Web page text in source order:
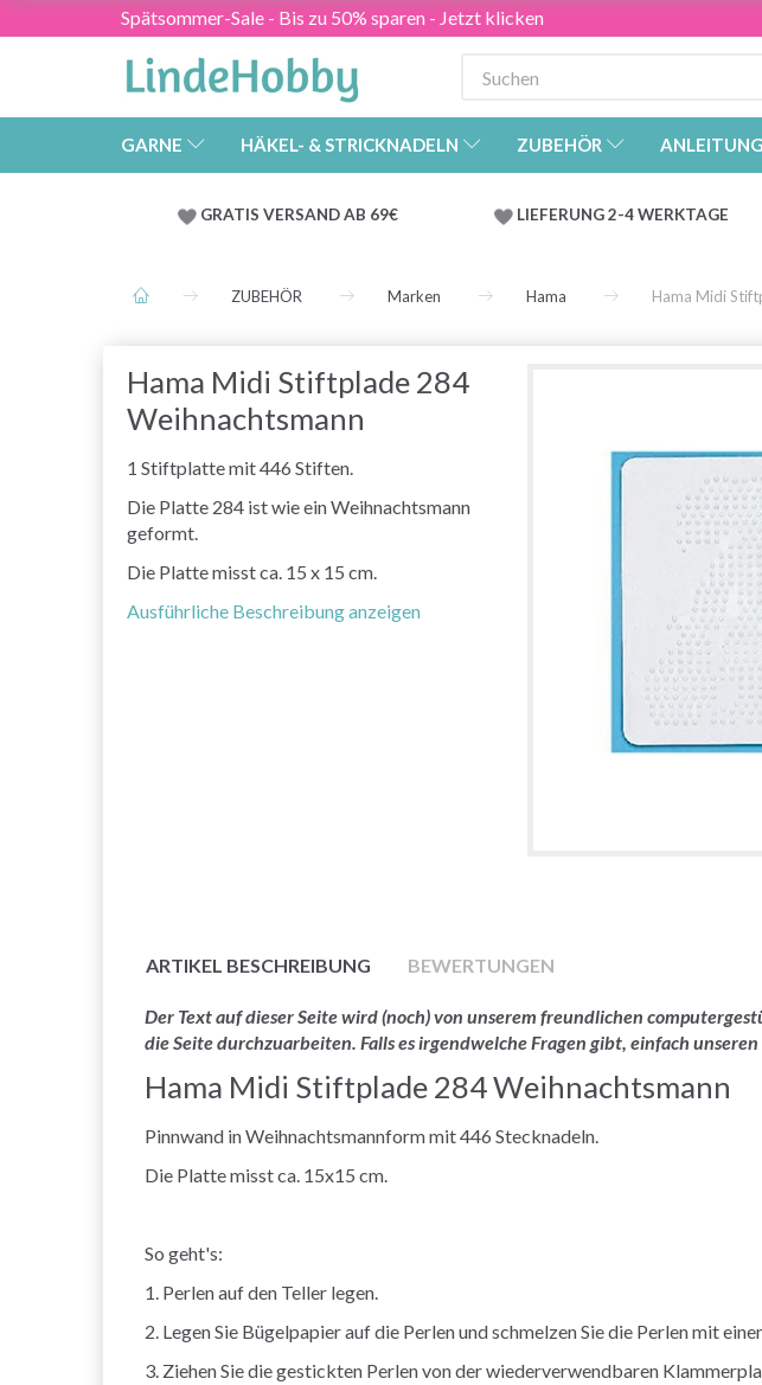
Spätsommer-Sale - Bis zu 50% sparen - Jetzt klicken
GARNE HÄKEL- & STRICKNADELN ZUBEHÖR
GRATIS VERSAND AB 69€ LIEFERUNG 2-4 WERKTAGE
ZUBEHÖR Marken Hama Hama Midi
Hama Midi Stiftplade 284
Weihnachtsmann
1 Stiftplatte mit 446 Stiften.
Die Platte 284 ist wie ein Weihnachtsmann
geformt.
Die Platte misst ca. 15 x 15 cm.
Ausführliche Beschreibung anzeigen
ARTIKEL BESCHREIBUNG BEWERTUNGEN
Der Text auf dieser Seite wird (noch) von unserem freundlichen
die Seite durchzuarbeiten. Falls es irgendwelche Fragen gibt, einfach
Hama Midi Stiftplade 284 Weihnachtsmann
Pinnwand in Weihnachtsmannform mit 446 Stecknadeln.
Die Platte misst ca. 15x15 cm.
So geht's:
1. Perlen auf den Teller legen.
2. Legen Sie Bügelpapier auf die Perlen und schmelzen Sie die Perlen mit
3. Ziehen Sie die gestickten Perlen von der wiederverwendbaren